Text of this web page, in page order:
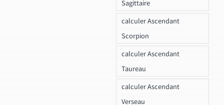
Sagittaire
calculer Ascendant
Scorpion
calculer Ascendant
Taureau
calculer Ascendant
Verseau